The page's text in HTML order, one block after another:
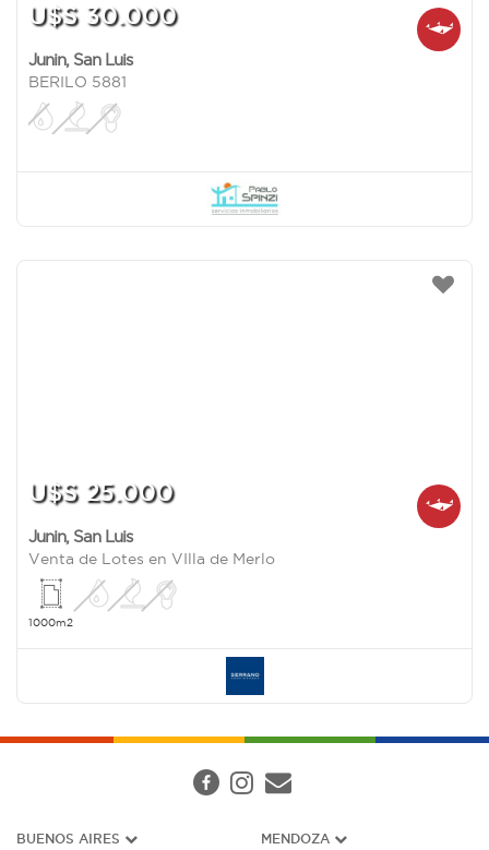
U$S 30.000
Junin, San Luis
BERILO 5881
U$S 25.000
Junin, San Luis
Venta de Lotes en VIlla de Merlo
1000m2
BUENOS AIRES MENDOZA